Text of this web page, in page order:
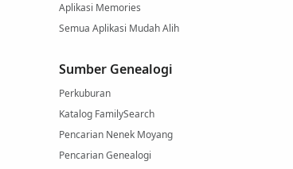
Aplikasi Memories
Semua Aplikasi Mudah Alih
Sumber Genealogi
Perkuburan
Katalog FamilySearch
Pencarian Nenek Moyang
Pencarian Genealogi